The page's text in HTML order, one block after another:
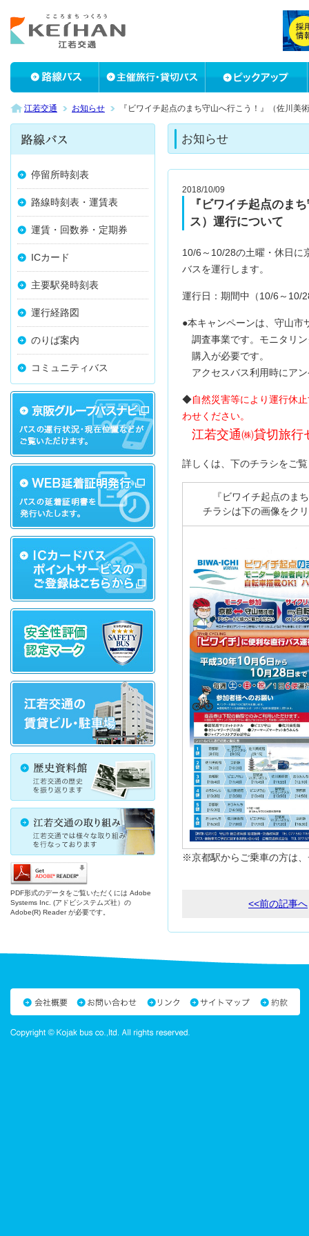
江若交通 お知らせ 『ビワイチ起点のまち守山へ行こう！』（佐川美
停留所時刻表
路線時刻表・運賃表
運賃・回数券・定期券
ICカード
主要駅発時刻表
運行経路図
のりば案内
コミュニティバス
PDF形式のデータをご覧いただくには Adobe
Systems Inc. (アドビシステムズ社）の
Adobe(R) Reader が必要です。
お知らせ
2018/10/09
『ビワイチ起点のま
ス）運行について
10/6～10/28の土曜・休日に
バスを運行します。
運行日：期間中（10/6～10/
●本キャンペーンは、守山市
調査事業です。モニタリ
購入が必要です。
アクセスバス利用時にア
◆自然災害等により運行休
わせください。
江若交通㈱貸切旅
詳しくは、下のチラシをご
『ビワイチ起点のま
チラシは下の画像をク
※京都駅からご乗車の方は
<<前の記事へ